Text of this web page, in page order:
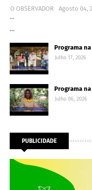
O OBSERVADOR
Agosto 04,
…
…
Programa
Julho 17, 2026
Programa
Julho 06, 2026
PUBLICIDADE